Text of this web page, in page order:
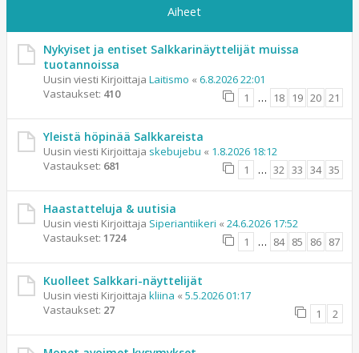
Aiheet
Nykyiset ja entiset Salkkarinäyttelijät muissa
tuotannoissa
Uusin viesti Kirjoittaja Laitismo « 6.8.2026 22:01
Vastaukset: 410 1 … 18 19 20 21
Yleistä höpinää Salkkareista
Uusin viesti Kirjoittaja skebujebu « 1.8.2026 18:12
Vastaukset: 681 1 … 32 33 34 35
Haastatteluja & uutisia
Uusin viesti Kirjoittaja Siperiantiikeri « 24.6.2026 17:52
Vastaukset: 1724 1 … 84 85 86 87
Kuolleet Salkkari-näyttelijät
Uusin viesti Kirjoittaja kliina « 5.5.2026 01:17
Vastaukset: 27 1 2